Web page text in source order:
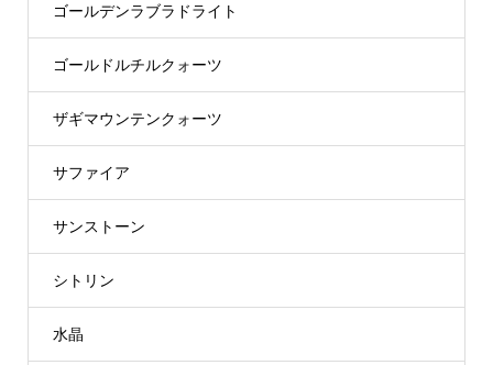
ゴールデンラブラドライト
ゴールドルチルクォーツ
ザギマウンテンクォーツ
サファイア
サンストーン
シトリン
水晶